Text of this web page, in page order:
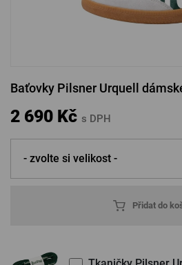
PŘIHLÁSIT PŘES SEZNAM
Baťovky Pilsner Urquell
2 690 Kč s DPH
- zvolte si velikost -
Přidat do